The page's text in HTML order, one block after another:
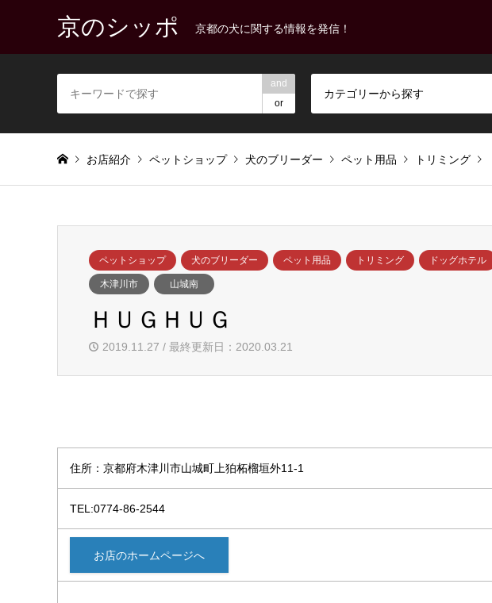
京のシッポ 京都の犬に関する情報を発信！
and
or
カテゴリーから探す
お店紹介 ペットショップ 犬のブリーダー ペット用品 トリミング
ペットショップ 犬のブリーダー ペット用品 トリミング ドッグホテル
木津川市 山城南
ＨＵＧＨＵＧ
2019.11.27 / 最終更新日：2020.03.21
住所：京都府木津川市山城町上狛柘榴垣外11-1
TEL:0774-86-2544
お店のホームページへ